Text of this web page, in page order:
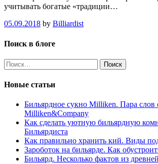
учитывать богатые «традиции…
05.09.2018 by Billiardist
Поиск в блоге
Найти:
Новые статьи
Бильярдное сукно Milliken. Пара слов
Milliken&Company
Как сделать уютную бильярдную
Бильярдиста
Как правильно хранить кий. Виды
Зароботок на бильярде. Как
Бильярд. Несколько фактов из